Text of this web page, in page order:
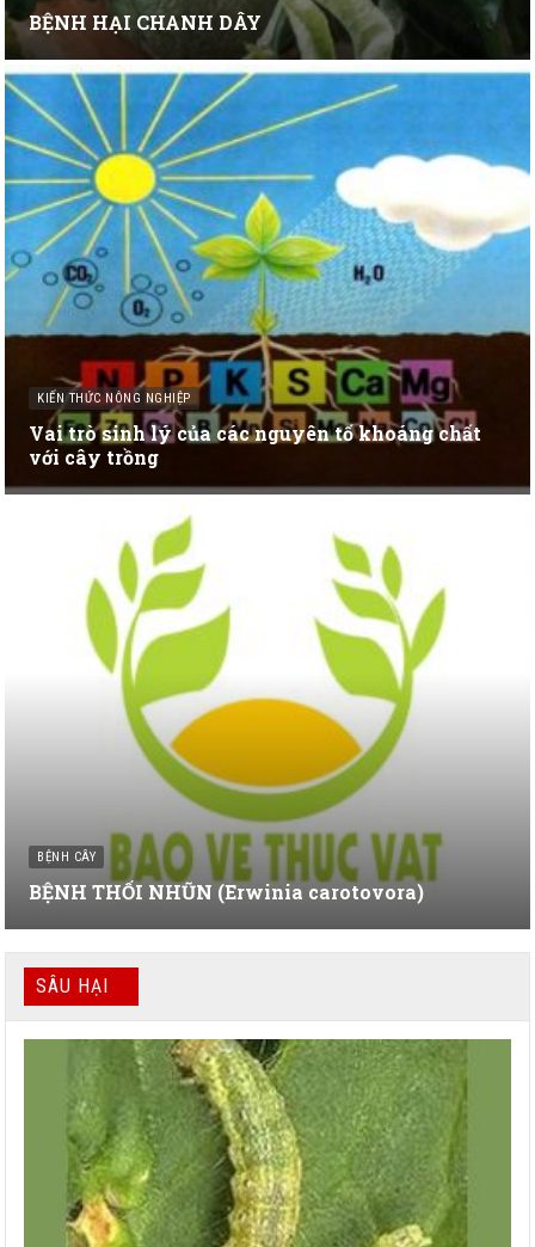
BỆNH HẠI CHANH DÂY
KIẾN THỨC NÔNG NGHIỆP
Vai trò sinh lý của các nguyên tố khoáng chất
với cây trồng
BỆNH CÂY
BỆNH THỐI NHŨN (Erwinia carotovora)
SÂU HẠI